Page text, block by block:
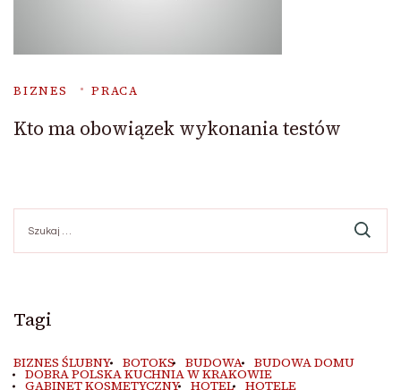
BIZNES PRACA
Kto ma obowiązek wykonania testów
Tagi
BIZNES ŚLUBNY BOTOKS BUDOWA BUDOWA DOMU
DOBRA POLSKA KUCHNIA W KRAKOWIE
GABINET KOSMETYCZNY HOTEL HOTELE